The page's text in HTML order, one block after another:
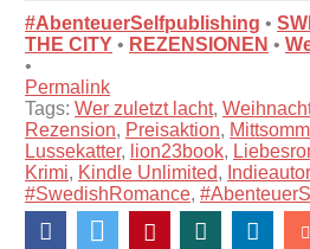
#AbenteuerSelfpublishing •
THE CITY • REZENSIONEN •
•
Permalink
Tags: Wer zuletzt lacht,
Rezension, Preisaktion,
Lussekatter, lion23book,
Krimi, Kindle Unlimited,
#SwedishRomance,